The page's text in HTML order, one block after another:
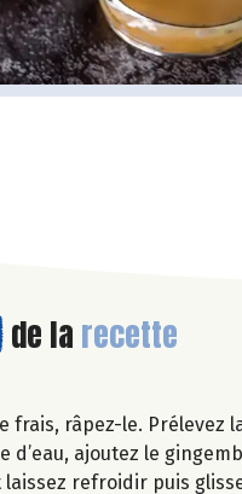
de la recette
frais, râpez-le. Prélevez
d’eau, ajoutez le
laissez refroidir puis